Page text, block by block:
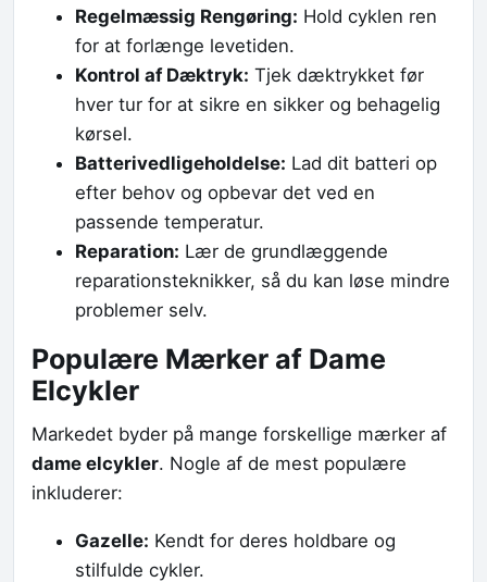
Regelmæssig Rengøring: Hold cyklen ren
for at forlænge levetiden.
Kontrol af Dæktryk: Tjek dæktrykket før
hver tur for at sikre en sikker og behagelig
kørsel.
Batterivedligeholdelse: Lad dit batteri op
efter behov og opbevar det ved en
passende temperatur.
Reparation: Lær de grundlæggende
reparationsteknikker, så du kan løse mindre
problemer selv.
Populære Mærker af Dame
Elcykler
Markedet byder på mange forskellige mærker af
dame elcykler. Nogle af de mest populære
inkluderer:
Gazelle: Kendt for deres holdbare og
stilfulde cykler.